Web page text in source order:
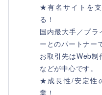
★有名サイトを
る！
国内最大手／プラ
ーとのパートナー
お取引先はWeb
などが中心です。
★成長性/安定性
業！